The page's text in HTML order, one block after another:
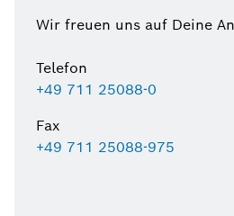
Wir freuen uns auf Deine
Telefon
+49 711 25088-0
Fax
+49 711 25088-975